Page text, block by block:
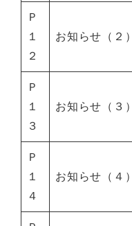
Ｐ
１
２
お知らせ（２）
Ｐ
１
３
お知らせ（３）
Ｐ
１
４
お知らせ（４）